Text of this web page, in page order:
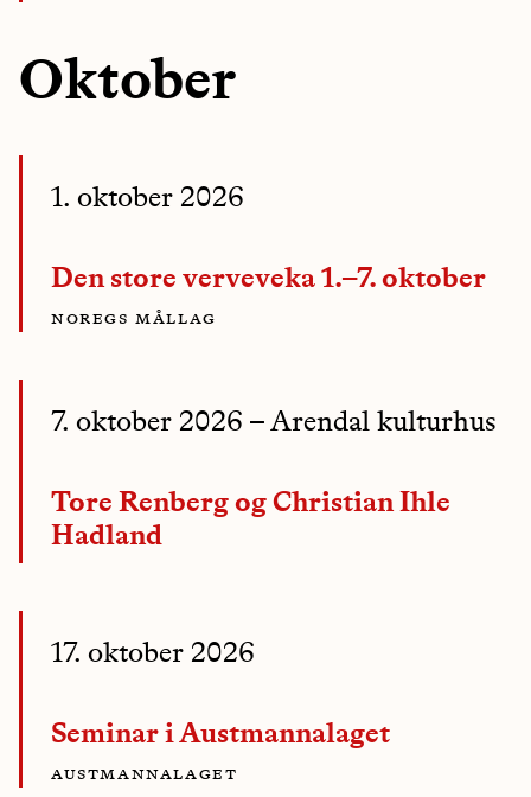
Oktober
1. oktober 2026
Den store verveveka 1.–7. oktober
noregs mållag
7. oktober 2026 – Arendal kulturhus
Tore Renberg og Christian Ihle
Hadland
17. oktober 2026
Seminar i Austmannalaget
austmannalaget